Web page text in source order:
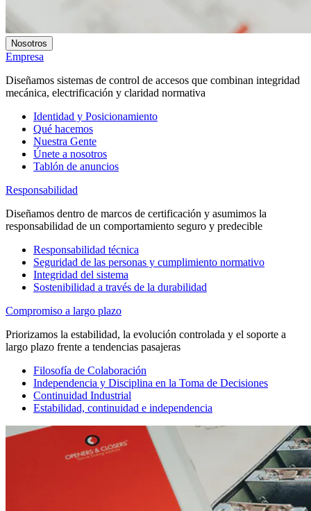
Nosotros
Empresa
Diseñamos sistemas de control de accesos que combinan integridad
mecánica, electrificación y claridad normativa
Identidad y Posicionamiento
Qué hacemos
Nuestra Gente
Únete a nosotros
Tablón de anuncios
Responsabilidad
Diseñamos dentro de marcos de certificación y asumimos la
responsabilidad de un comportamiento seguro y predecible
Responsabilidad técnica
Seguridad de las personas y cumplimiento normativo
Integridad del sistema
Sostenibilidad a través de la durabilidad
Compromiso a largo plazo
Priorizamos la estabilidad, la evolución controlada y el soporte a
largo plazo frente a tendencias pasajeras
Filosofía de Colaboración
Independencia y Disciplina en la Toma de Decisiones
Continuidad Industrial
Estabilidad, continuidad e independencia